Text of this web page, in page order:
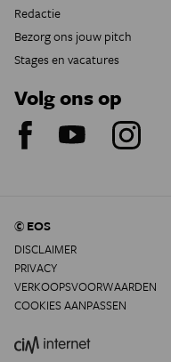
Redactie
Bezorg ons jouw pitch
Stages en vacatures
Volg ons op
© EOS
DISCLAIMER
PRIVACY
VERKOOPSVOORWAARDEN
COOKIES AANPASSEN